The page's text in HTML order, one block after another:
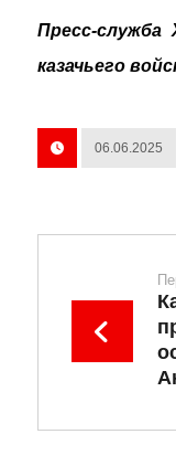
Пресс-
казачьего
06.06.2025